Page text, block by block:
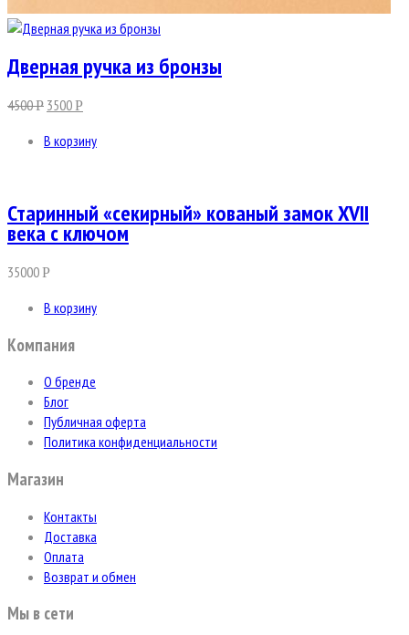
Дверная ручка из бронзы
4500Р 3500Р
В корзину
Старинный «секирный» кованый замок XVII
века с ключом
35000Р
В корзину
Компания
О бренде
Блог
Публичная оферта
Политика конфиденциальности
Магазин
Контакты
Доставка
Оплата
Возврат и обмен
Мы в сети